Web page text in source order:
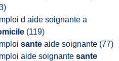
d aide soignante a
(119)
sante aide soignante (77)
aide soignante sante